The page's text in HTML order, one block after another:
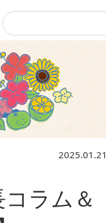
2025.01.21
ラム＆